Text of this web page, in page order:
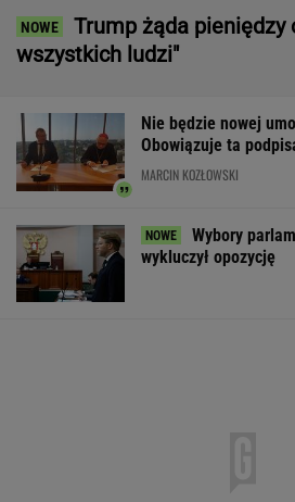
Trump żąda pieniędzy
wszystkich ludzi"
Nie będzie nowej
Obowiązuje ta
MARCIN KOZŁOWSKI
Wybory
wykluczył opozycję